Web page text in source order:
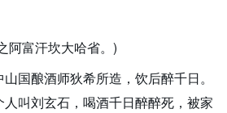
阿富汗坎大哈省。)
国酿酒师狄希所造，饮后醉千日。
人叫刘玄石，喝酒千日醉醉死，被家